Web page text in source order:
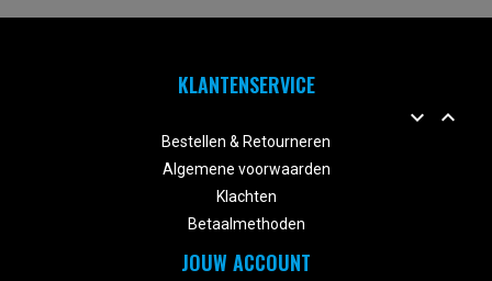
KLANTENSERVICE
 
Bestellen & Retourneren
Algemene voorwaarden
Klachten
Betaalmethoden
JOUW ACCOUNT